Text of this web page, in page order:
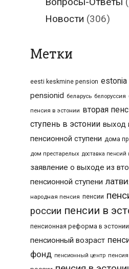
Новости (306)
Метки
eesti keskmine pension estonia
pensionid беларусь белоруссия
пенсия в эстонии вторая
ступень в эстонии выход
пенсионной ступени дома
дом престарелых доставка пенсий
заявление о выходе из
пенсионной ступени
народная пенсия пенсии
россии пенсии в
пенсионная реформа в эстонии
пенсионный возраст
фонд пенсионный центр пенсия